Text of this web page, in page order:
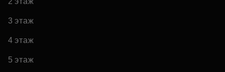
3 этаж
4 этаж
5 этаж